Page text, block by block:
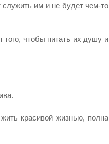
им и не будет чем-то
чтобы питать их душу и
красивой жизнью, полна